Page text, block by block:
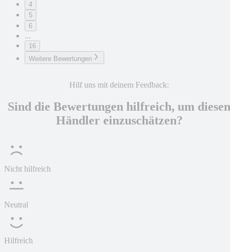
4
5
6
...
16
Weitere Bewertungen
Hilf uns mit deinem Feedback:
Sind die Bewertungen hilfreich, um diesen
Händler einzuschätzen?
Nicht hilfreich
Neutral
Hilfreich